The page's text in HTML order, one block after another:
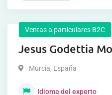
Ventas a particulares B2C
Jesus Godettia
Murcia, España
Idioma del experto